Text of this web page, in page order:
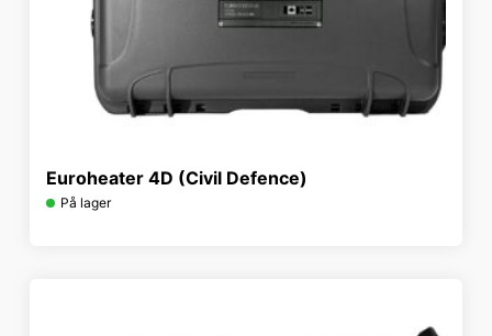
Euroheater 4D (Civil Defence)
På lager